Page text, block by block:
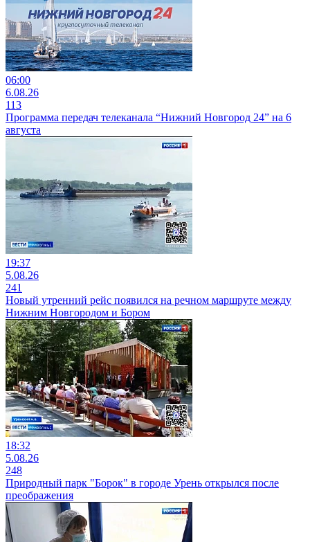
06:00
6.08.26
113
Программа передач телеканала “Нижний Новгород 24” на 6
августа
19:37
5.08.26
241
Новый утренний рейс появился на речном маршруте между
Нижним Новгородом и Бором
18:32
5.08.26
248
Природный парк "Борок" в городе Урень открылся после
преображения